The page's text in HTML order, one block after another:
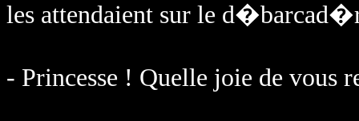
les attendaient sur le
- Princesse ! Quelle joie de